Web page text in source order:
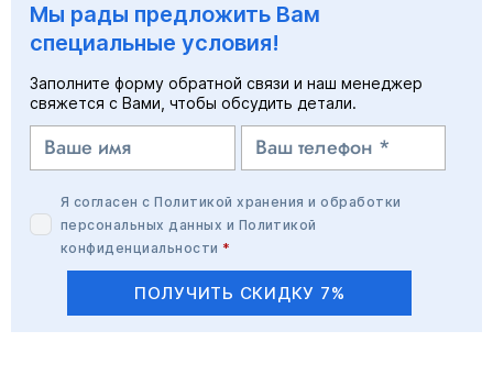
Мы рады предложить Вам
специальные условия!
Заполните форму обратной связи и наш менеджер
свяжется с Вами, чтобы обсудить детали.
Я согласен сПолитикой хранения и обработки
персональных данных и Политикой
конфиденциальности *
ПОЛУЧИТЬ СКИДКУ 7%